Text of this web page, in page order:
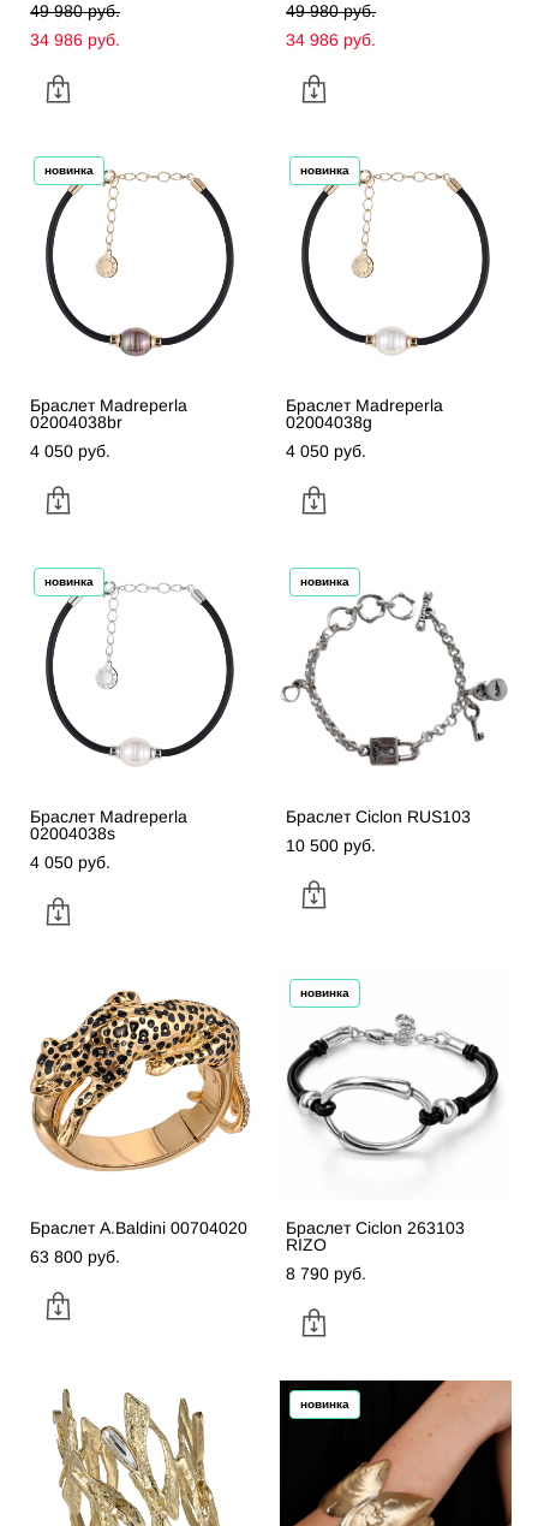
49 980 pуб.
34 986 pуб.
49 980 pуб.
34 986 pуб.
новинка
Браслет Madreperla
02004038br
4 050 pуб.
новинка
Браслет Madreperla
02004038g
4 050 pуб.
новинка
Браслет Madreperla
02004038s
4 050 pуб.
новинка
Браслет Ciclon RUS103
10 500 pуб.
Браслет A.Baldini 00704020
63 800 pуб.
новинка
Браслет Ciclon 263103
RIZO
8 790 pуб.
новинка